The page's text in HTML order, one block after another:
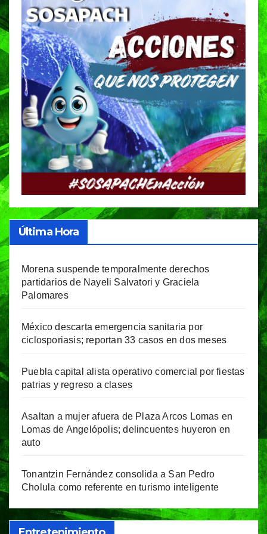
Última Hora
Morena suspende temporalmente derechos
partidarios de Nayeli Salvatori y Graciela
Palomares
México descarta emergencia sanitaria por
ciclosporiasis; reportan 33 casos en dos meses
Puebla capital alista operativo comercial por fiestas
patrias y regreso a clases
Asaltan a mujer afuera de Plaza Arcos Lomas en
Lomas de Angelópolis; delincuentes huyeron en
auto
Tonantzin Fernández consolida a San Pedro
Cholula como referente en turismo inteligente